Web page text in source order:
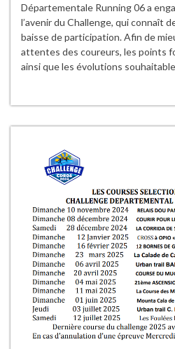
Départementale Running 06 a
l’avenir du Challenge, qui connaît
baisse de participation. Afin de
attentes des coureurs, les points
ainsi que les évolutions